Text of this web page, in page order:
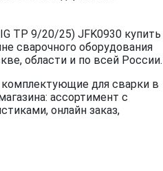
TP 9/20/25) JFK0930 купить
сварочного оборудования
области и по всей России.
для сварки в
ассортимент с
онлайн заказ,